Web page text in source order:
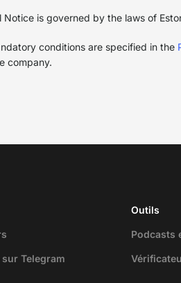
Notice is governed by the laws of
conditions are specified in the
company.
Telegram
Outils
Podcasts